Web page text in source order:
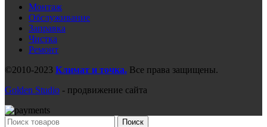
Монтаж
Обслуживание
Заправка
Чистка
Ремонт
©2010-2023 Климат и точка. Все права защищены.
Golden Studio - продвижение сайта
Поиск